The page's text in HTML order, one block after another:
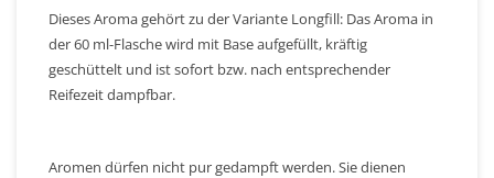
Dieses Aroma gehört zu der Variante Longfill: Das Aroma in
der 60 ml-Flasche wird mit Base aufgefüllt, kräftig
geschüttelt und ist sofort bzw. nach entsprechender
Reifezeit dampfbar.
Aromen dürfen nicht pur gedampft werden. Sie dienen